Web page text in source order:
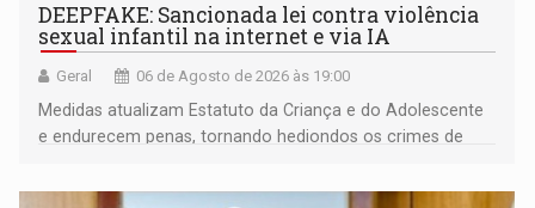
DEEPFAKE: Sancionada lei contra violência
sexual infantil na internet e via IA
Geral 06 de Agosto de 2026 às 19:00
Medidas atualizam Estatuto da Criança e do Adolescente
e endurecem penas, tornando hediondos os crimes de